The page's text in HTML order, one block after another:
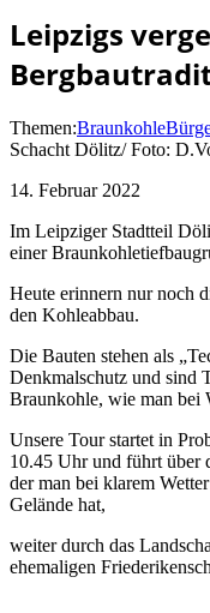
Leipzigs
Themen:Braunkohle
Schacht Dölitz/ Foto:
14. Februar 2022
Im Leipziger Stadtteil
einer
Heute erinnern nur noch
den Kohleabbau.
Die Bauten stehen als
Denkmalschutz und sind
Braunkohle, wie man bei
Unsere Tour startet in
10.45 Uhr und führt über
der man bei klarem
Gelände hat,
weiter durch das
ehemaligen